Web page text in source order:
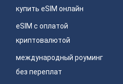
купить eSIM онлайн
eSIM с оплатой
криптовалютой
международный роуминг
без переплат